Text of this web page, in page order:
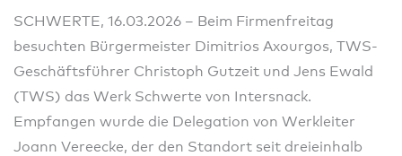
SCHWERTE, 16.03.2026 – Beim Firmenfreitag
besuchten Bürgermeister Dimitrios Axourgos, TWS-
Geschäftsführer Christoph Gutzeit und Jens Ewald
(TWS) das Werk Schwerte von Intersnack.
Empfangen wurde die Delegation von Werkleiter
Joann Vereecke, der den Standort seit dreieinhalb